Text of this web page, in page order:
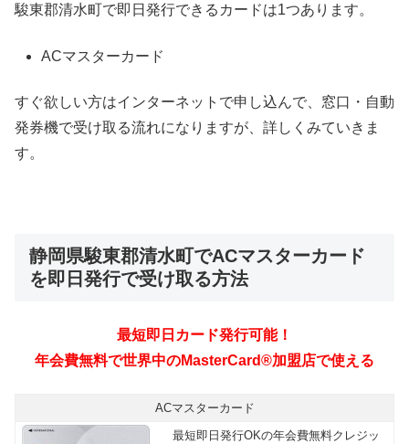
駿東郡清水町で即日発行できるカードは1つあります。
ACマスターカード
すぐ欲しい方はインターネットで申し込んで、窓口・自動
発券機で受け取る流れになりますが、詳しくみていきま
す。
静岡県駿東郡清水町でACマスターカード
を即日発行で受け取る方法
ACマスターカード
最短即日発行OKの年会費無料クレジッ